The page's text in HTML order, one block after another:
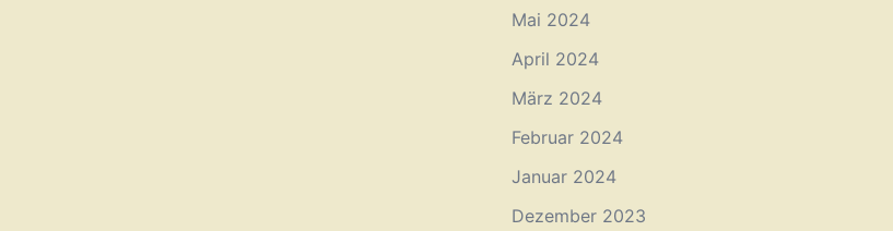
Mai 2024
April 2024
März 2024
Februar 2024
Januar 2024
Dezember 2023